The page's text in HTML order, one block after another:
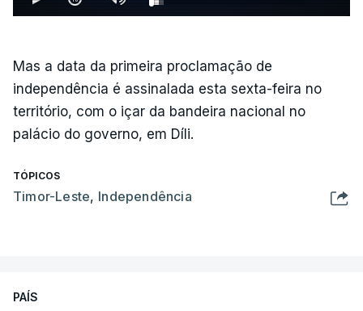
Mas a data da primeira proclamação de
independência é assinalada esta sexta-feira no
território, com o içar da bandeira nacional no
palácio do governo, em Díli.
TÓPICOS
Timor-Leste, Independência
PAÍS